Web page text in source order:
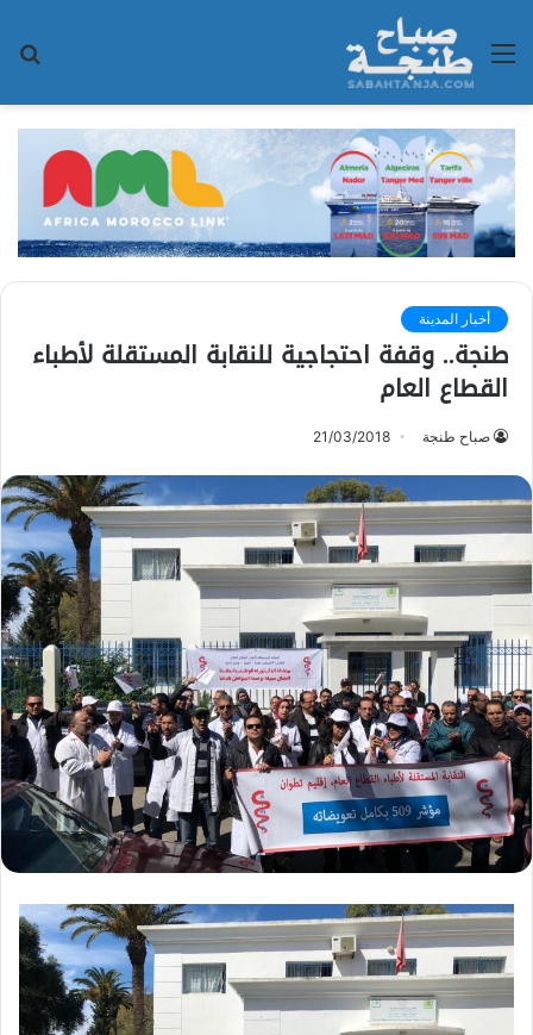
القائمة
أخبار المدينة
طنجة.. وقفة احتجاجية للنقابة المستقلة لأطباء
القطاع العام
صباح طنجة 21/03/2018